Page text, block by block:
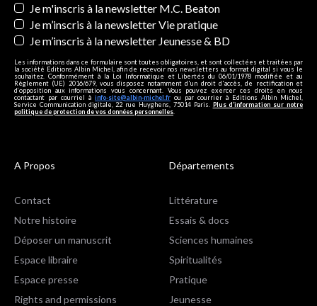
Je m'inscris à la newsletter M.C. Beaton
Je m’inscris à la newsletter Vie pratique
Je m’inscris à la newsletter Jeunesse & BD
Les informations dans ce formulaire sont toutes obligatoires, et sont collectées et traitées par
la société Editions Albin Michel, afin de recevoir nos newsletters au format digital si vous le
souhaitez. Conformément à la Loi Informatique et Libertés du 06/01/1978 modifiée et au
Règlement (UE) 2016/679, vous disposez notamment d'un droit d'accès, de rectification et
d’opposition aux informations vous concernant. Vous pouvez exercer ces droits en nous
contactant par courriel à info-site@albin-michel.fr ou par courrier à Editions Albin Michel,
Service Communication digitale, 22 rue Huyghens, 75014 Paris. Plus d’information sur notre
politique de protection de vos données personnelles
A Propos
Contact
Notre histoire
Déposer un manuscrit
Espace libraire
Espace presse
Rights and permissions
Départements
Littérature
Essais & docs
Sciences humaines
Spiritualités
Pratique
Jeunesse